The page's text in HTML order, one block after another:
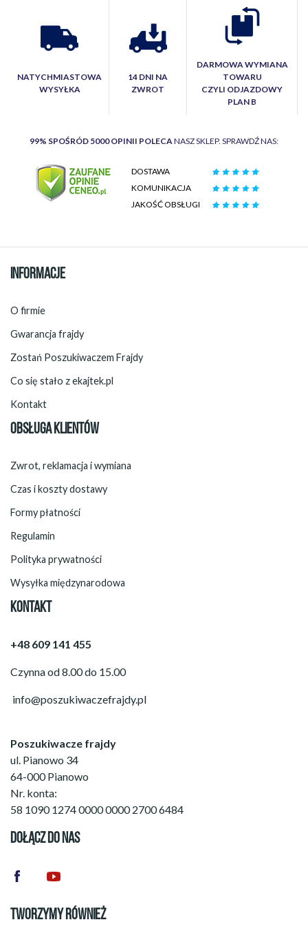
NATYCHMIASTOWA
WYSYŁKA
14 DNI NA
ZWROT
DARMOWA WYMIANA
TOWARU
CZYLI ODJAZDOWY
PLAN B
99% SPOŚRÓD 5000 OPINII POLECA NASZ SKLEP. SPRAWDŹ NAS:
DOSTAWA
KOMUNIKACJA
JAKOŚĆ OBSŁUGI
INFORMACJE
O firmie
Gwarancja frajdy
Zostań Poszukiwaczem Frajdy
Co się stało z ekajtek.pl
Kontakt
OBSŁUGA KLIENTÓW
Zwrot, reklamacja i wymiana
Czas i koszty dostawy
Formy płatności
Regulamin
Polityka prywatności
Wysyłka międzynarodowa
KONTAKT
+48 609 141 455
Czynna od 8.00 do 15.00
info@poszukiwaczefrajdy.pl
Poszukiwacze frajdy
ul. Pianowo 34
64-000 Pianowo
Nr. konta:
58 1090 1274 0000 0000 2700 6484
DOŁĄCZ DO NAS
TWORZYMY RÓWNIEŻ